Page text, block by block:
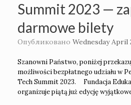
Summit 2023 —
darmowe bilety
Опубликовано Wednesday April
Szanowni Państwo, poniżej
możliwości bezpłatnego udziału w
Tech Summit 2023. Fundacja
organizuje piątą już edycję